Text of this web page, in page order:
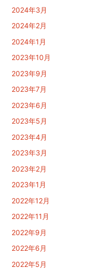
2024年3月
2024年2月
2024年1月
2023年10月
2023年9月
2023年7月
2023年6月
2023年5月
2023年4月
2023年3月
2023年2月
2023年1月
2022年12月
2022年11月
2022年9月
2022年6月
2022年5月